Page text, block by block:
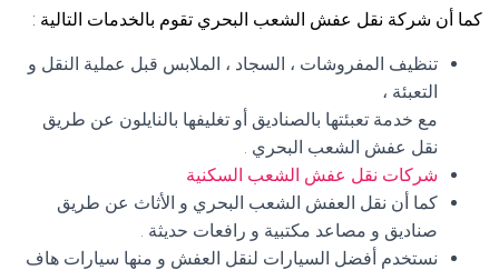
كما أن شركة نقل عفش الشعب البحري تقوم بالخدمات التالية :
تنظيف المفروشات ، السجاد ، الملابس قبل عملية النقل و
التعبئة ،
مع خدمة تعبئتها بالصناديق أو تغليفها بالنايلون عن طريق
نقل عفش الشعب البحري .
شركات نقل عفش الشعب السكنية
كما أن نقل العفش الشعب البحري و الأثاث عن طريق
صناديق و مصاعد مكتبية و رافعات حديثة .
نستخدم أفضل السيارات لنقل العفش و منها سيارات هاف